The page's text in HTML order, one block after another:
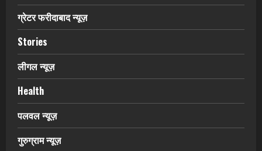
ग्रेटर फरीदाबाद न्यूज़
Stories
लीगल न्यूज़
Health
पलवल न्यूज़
गुरुग्राम न्यूज़